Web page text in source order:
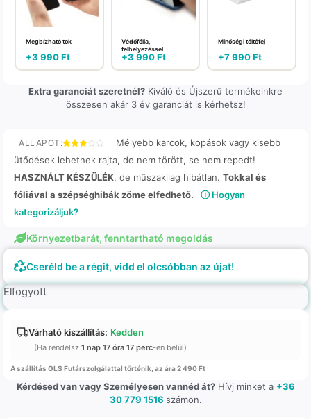
Megbízható tok
+3 990Ft
Védőfólia,
felhelyezéssel
+3 990Ft
Minőségi töltőfej
+7 990Ft
Extra garanciát szeretnél? Kiváló és Újszerű termékeinkre
összesen akár 3 év garanciát is kérhetsz!
ÁLLAPOT:
Mélyebb karcok, kopások vagy kisebb
ütődések lehetnek rajta, de nem törött, se nem repedt!
HASZNÁLT KÉSZÜLÉK, de műszakilag hibátlan. Tokkal és
fóliával a szépséghibák zöme elfedhető.
ⓘ Hogyan
kategorizáljuk?
Környezetbarát, fenntartható megoldás
Cseréld be a régit, vidd el olcsóbban az újat!
Elfogyott
Várható kiszállítás: Kedden
(Ha rendelsz 1 nap 17 óra 17 perc-en belül)
A szállítás GLS Futárszolgálattal történik, az ára 2 490 Ft
Kérdésed van vagy Személyesen vannéd át?Hívj minket a +36
30 779 1516 számon.